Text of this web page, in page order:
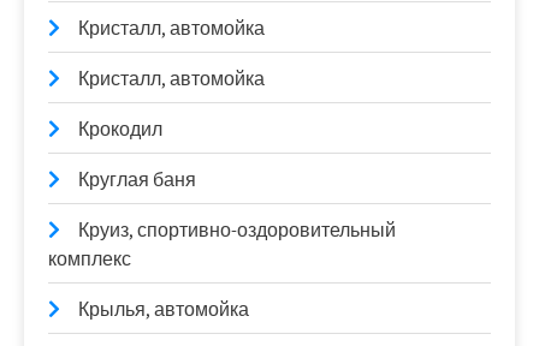
Кристалл, автомойка
Кристалл, автомойка
Крокодил
Круглая баня
Круиз, спортивно-оздоровительный
комплекс
Крылья, автомойка